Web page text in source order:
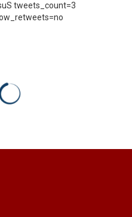
tweets_count=3